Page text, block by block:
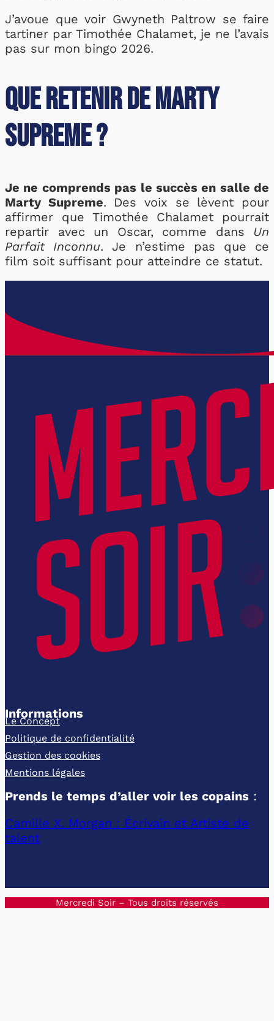
J’avoue que voir Gwyneth Paltrow se faire
tartiner par Timothée Chalamet, je ne l’avais
pas sur mon bingo 2026.
Que retenir de Marty
Supreme ?
Je ne comprends pas le succès en salle de
Marty Supreme. Des voix se lèvent pour
affirmer que Timothée Chalamet pourrait
repartir avec un Oscar, comme dans Un
Parfait Inconnu. Je n’estime pas que ce
film soit suffisant pour atteindre ce statut.
Informations
Le Concept
Politique de confidentialité
Gestion des cookies
Mentions légales
Prends le temps d’aller voir les copains :
Camille X. Morgan : Écrivain et Artiste de
talent
Mercredi Soir – Tous droits réservés